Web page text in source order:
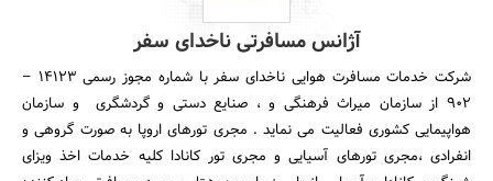
آژانس مسافرتی ناخدای سفر
شرکت خدمات مسافرت هوایی ناخدای سفر با شماره مجوز رسمی 14123 –
902 از سازمان میراث فرهنگی و ، صنایع دستی و گردشگری و سازمان
هواپیمایی کشوری فعالیت می نماید . مجری تورهای اروپا به صورت گروهی و
انفرادی ،مجری تورهای آسیایی و مجری تور کانادا کلیه خدمات اخذ ویزای